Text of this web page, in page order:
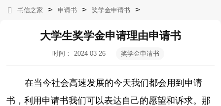
书信之家 > 申请书 > 奖学金申请书 >
大学生奖学金申请理由申请书
时间：
2024-03-26
奖学金申请书
在当今社会高速发展的今天我们都会用到申请
书，利用申请书我们可以表达自己的愿望和诉求。那